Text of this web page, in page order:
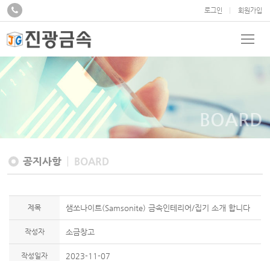
로그인 회원가입
BOARD
공지사항 BOARD
제목 샘쏘나이트(Samsonite) 금속인테리어/집기 소개 합니다
작성자 소금창고
작성일자 2023-11-07